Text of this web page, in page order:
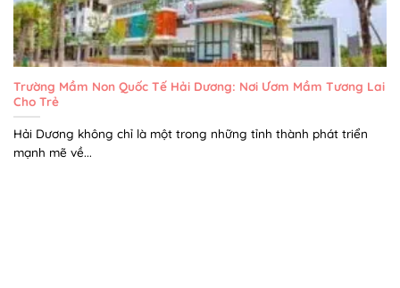
Trường Mầm Non Quốc Tế Hải Dương: Nơi Ươm Mầm Tương Lai
Cho Trẻ
Hải Dương không chỉ là một trong những tỉnh thành phát triển
mạnh mẽ về...